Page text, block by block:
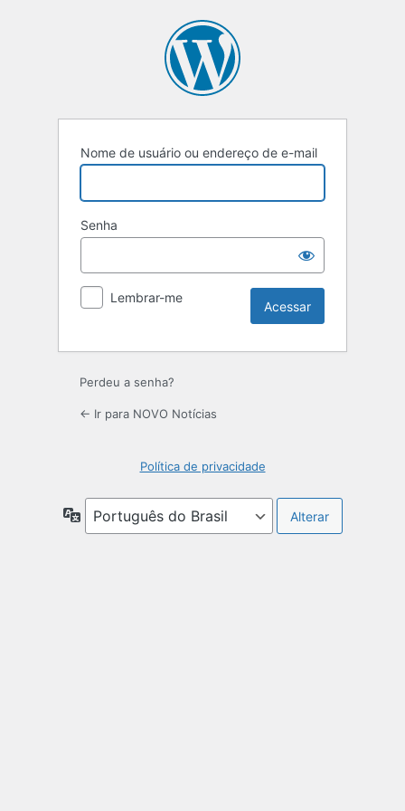
Nome de usuário ou endereço de e-mail
Senha
Lembrar-me
Perdeu a senha?
← Ir para NOVO Notícias
Política de privacidade
Idioma